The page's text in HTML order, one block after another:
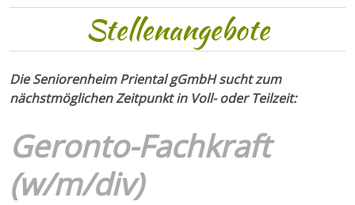
Stellenangebote
Die Seniorenheim Priental gGmbH sucht zum
nächstmöglichen Zeitpunkt in Voll- oder Teilzeit:
Geronto-Fachkraft
(w/m/div)